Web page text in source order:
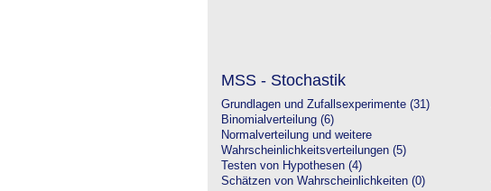
MSS - Stochastik
Grundlagen und Zufallsexperimente (31)
Binomialverteilung (6)
Normalverteilung und weitere
Wahrscheinlichkeitsverteilungen (5)
Testen von Hypothesen (4)
Schätzen von Wahrscheinlichkeiten (0)